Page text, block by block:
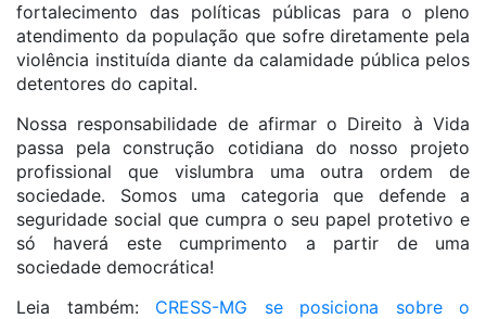
fortalecimento das políticas públicas para o pleno
atendimento da população que sofre diretamente pela
violência instituída diante da calamidade pública pelos
detentores do capital.
Nossa responsabilidade de afirmar o Direito à Vida
passa pela construção cotidiana do nosso projeto
profissional que vislumbra uma outra ordem de
sociedade. Somos uma categoria que defende a
seguridade social que cumpra o seu papel protetivo e
só haverá este cumprimento a partir de uma
sociedade democrática!
Leia também: CRESS-MG se posiciona sobre o